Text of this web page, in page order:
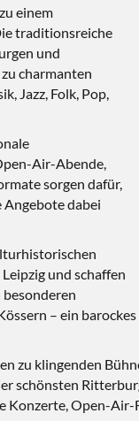
einem
traditionsreiche
und
charmanten
Jazz, Folk, Pop,
Air-Abende,
sorgen dafür,
Angebote dabei
und schaffen
– ein
zu klingenden
schönsten
Konzerte, Open-